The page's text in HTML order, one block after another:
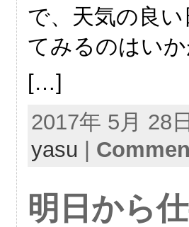
で、天気の良
てみるのはい
[…]
2017年 5月 28
yasu
明日から